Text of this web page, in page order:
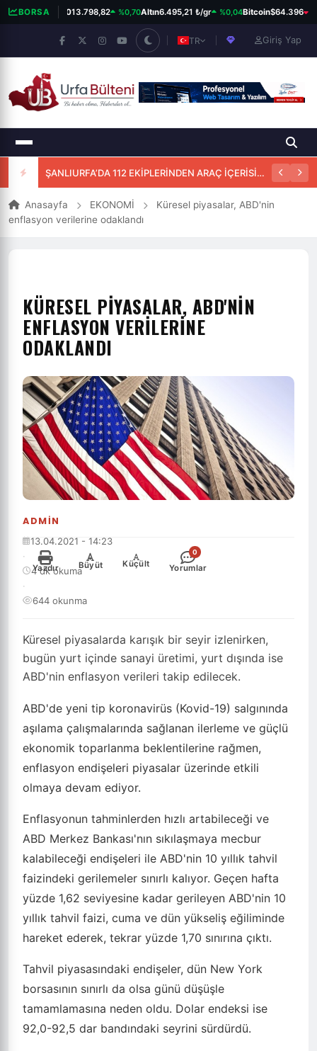
BORSA
BIST 10013.798,82 %0,70Altın6.495,21 ₺/gr %0,04Bitcoin$64.396
TR Giriş Yap
ŞANLIURFA’DA 112 EKİPLERİNDEN ARAÇ İÇERİSİNDE BAŞARILI DOĞUM MÜDAHALESİ
Anasayfa EKONOMİ
Küresel piyasalar, ABD'nin
enflasyon verilerine odaklandı
ADMIN
KÜRESEL PIYASALAR, ABD'NIN
ENFLASYON VERILERINE
ODAKLANDI
Küresel piyasalarda karışık bir seyir izlenirken,
bugün yurt içinde sanayi üretimi, yurt dışında ise
ABD'nin enflasyon verileri takip edilecek.
13.04.2021 - 14:23
·
4 dk okuma
·
644 okunma
Yazdır
+
Büyüt
-
Küçült
0
Yorumlar
ABD'de yeni tip koronavirüs (Kovid-19) salgınında
aşılama çalışmalarında sağlanan ilerleme ve güçlü
ekonomik toparlanma beklentilerine rağmen,
enflasyon endişeleri piyasalar üzerinde etkili
olmaya devam ediyor.
Enflasyonun tahminlerden hızlı artabileceği ve
ABD Merkez Bankası'nın sıkılaşmaya mecbur
kalabileceği endişeleri ile ABD'nin 10 yıllık tahvil
faizindeki gerilemeler sınırlı kalıyor. Geçen hafta
yüzde 1,62 seviyesine kadar gerileyen ABD'nin 10
yıllık tahvil faizi, cuma ve dün yükseliş eğiliminde
hareket ederek, tekrar yüzde 1,70 sınırına çıktı.
Tahvil piyasasındaki endişeler, dün New York
borsasının sınırlı da olsa günü düşüşle
tamamlamasına neden oldu. Dolar endeksi ise
92,0-92,5 dar bandındaki seyrini sürdürdü.